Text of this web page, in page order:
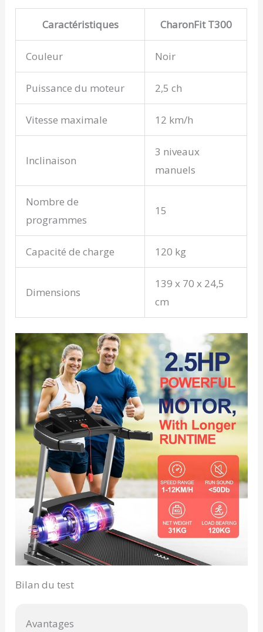
Caractéristiques CharonFit T300
Couleur Noir
Puissance du moteur 2,5 ch
Vitesse maximale 12 km/h
Inclinaison
3 niveaux
manuels
Nombre de
programmes
15
Capacité de charge 120 kg
Dimensions
139 x 70 x 24,5
cm
Bilan du test
Avantages